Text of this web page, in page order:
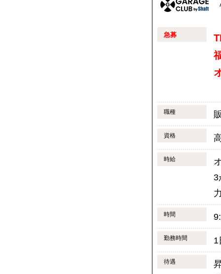
急募
職種
資格
時給
3
時間
勤務時間 1
待遇